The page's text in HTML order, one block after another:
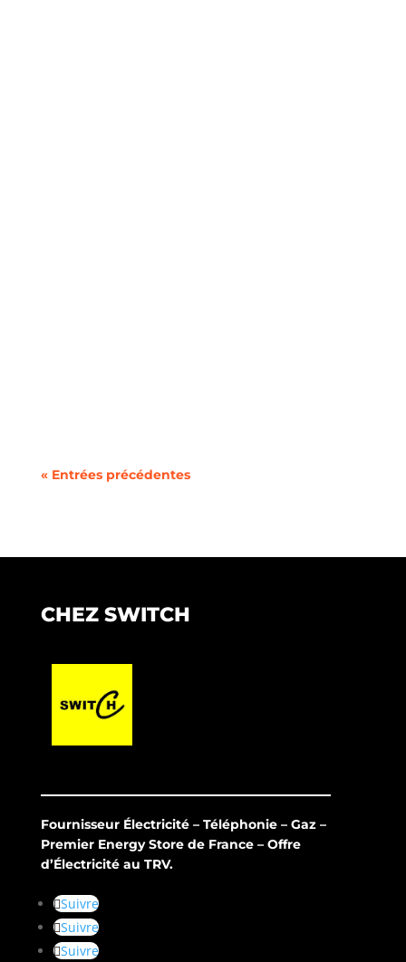
« Entrées précédentes
CHEZ SWITCH
Fournisseur Électricité – Téléphonie – Gaz –
Premier Energy Store de France – Offre
d’Électricité au TRV.
Suivre
Suivre
Suivre